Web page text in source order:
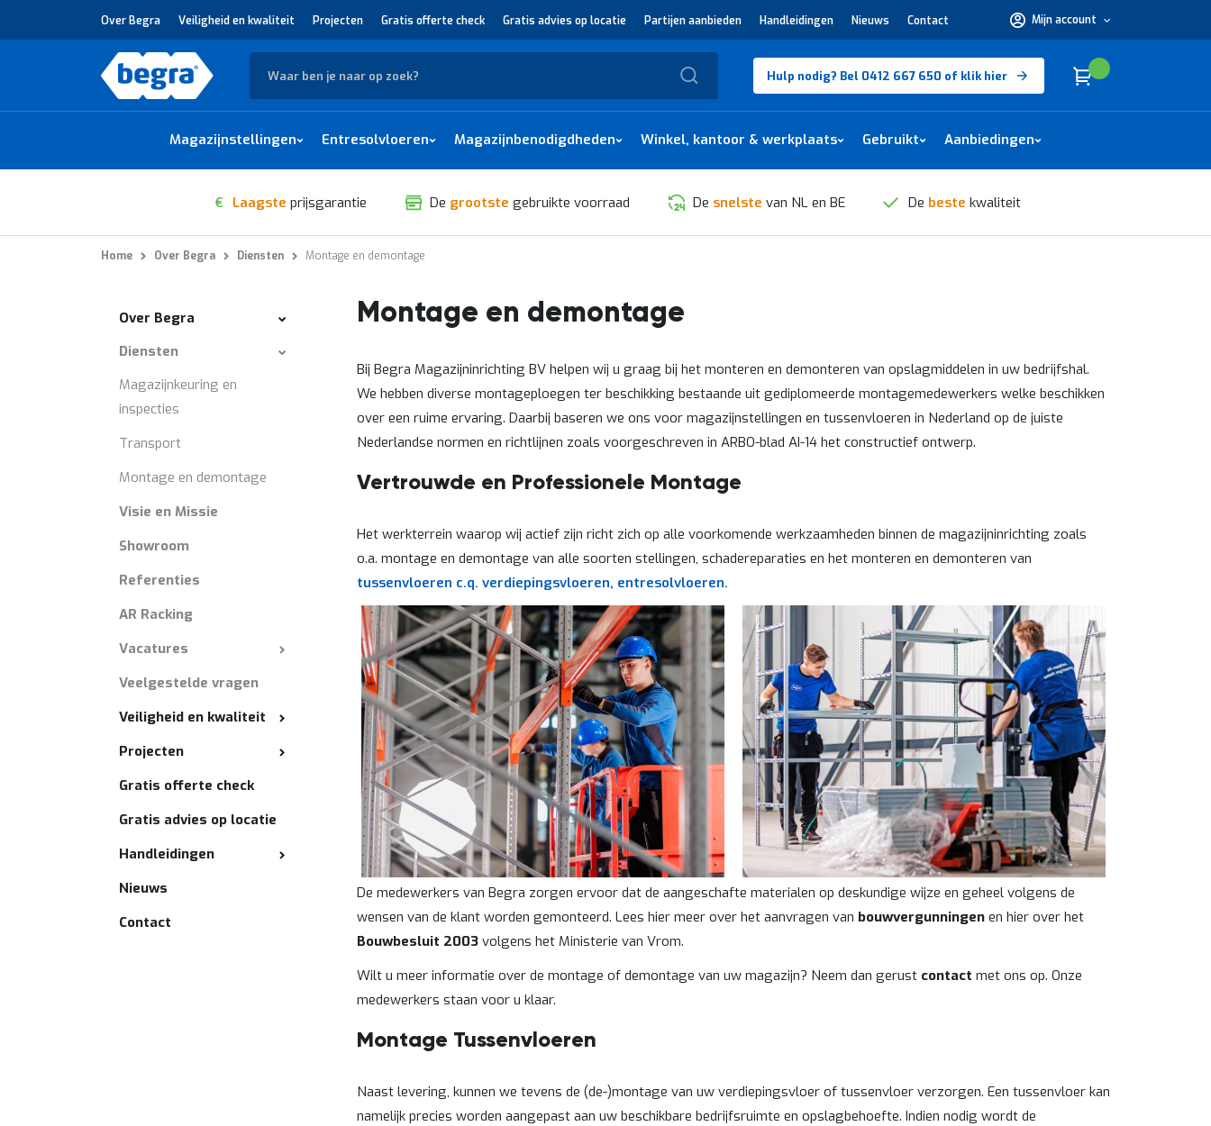
Over Begra Veiligheid en kwaliteit Projecten Gratis offerte check Gratis advies op locatie Partijen aanbieden Handleidingen Nieuws Contact Mijn account
nodig?
Zoek Hulp nodig? Bel 0412 667 650 of klik hier Winkelwagen
Cart
Magazijnstellingen Entresolvloeren Magazijnbenodigdheden Winkel, kantoor & werkplaats Gebruikt Aanbiedingen
€ Laagste prijsgarantie De grootste gebruikte voorraad De snelste van NL en BE De beste kwaliteit
Home Over Begra Diensten Montage en demontage
Montage en demontage
Bij Begra Magazijninrichting BV helpen wij u graag bij het monteren en demonteren van opslagmiddelen in uw bedrijfshal.
We hebben diverse montageploegen ter beschikking bestaande uit gediplomeerde montagemedewerkers welke beschikken
over een ruime ervaring. Daarbij baseren we ons voor magazijnstellingen en tussenvloeren in Nederland op de juiste
Nederlandse normen en richtlijnen zoals voorgeschreven in ARBO-blad AI-14 het constructief ontwerp.
Vertrouwde en Professionele Montage
Het werkterrein waarop wij actief zijn richt zich op alle voorkomende werkzaamheden binnen de magazijninrichting zoals
o.a. montage en demontage van alle soorten stellingen, schadereparaties en het monteren en demonteren van
tussenvloeren c.q. verdiepingsvloeren, entresolvloeren.
De medewerkers van Begra zorgen ervoor dat de aangeschafte materialen op deskundige wijze en geheel volgens de
wensen van de klant worden gemonteerd. Lees hier meer over het aanvragen van bouwvergunningen en hier over het
Bouwbesluit 2003volgens het Ministerie van Vrom.
Wilt u meer informatie over de montage of demontage van uw magazijn? Neem dan gerust contact met ons op. Onze
medewerkers staan voor u klaar.
Montage Tussenvloeren
Naast levering, kunnen we tevens de (de-)montage van uw verdiepingsvloer of tussenvloer verzorgen. Een tussenvloer kan
namelijk precies worden aangepast aan uw beschikbare bedrijfsruimte en opslagbehoefte. Indien nodig wordt de
MenuOver Begra
Diensten
Magazijnkeuring en
inspecties
Transport
Montage en demontage
Visie en Missie
Showroom
Referenties
AR Racking
Vacatures
Veelgestelde vragen
Veiligheid en kwaliteit
Projecten
Gratis offerte check
Gratis advies op locatie
Handleidingen
Nieuws
Contact